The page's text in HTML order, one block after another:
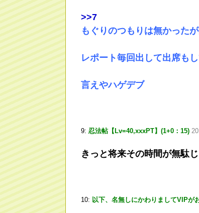
>>7
もぐりのつもりは無かった
レポート毎回出して出席も
言えやハゲデブ
9: 忍法帖【Lv=40,xxxPT】(1+0：15)
きっと将来その時間が無駄
10: 以下、名無しにかわりましてVIPが